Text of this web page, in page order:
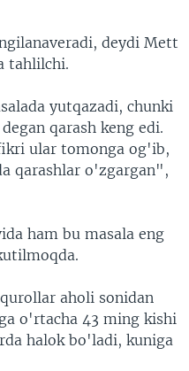
deydi Mett
tahlilchi.
yutqazadi, chunki
qarash keng edi.
ular tomonga og'ib,
qarashlar o'zgargan",
ham bu masala eng
aholi sonidan
o'rtacha 43 ming kishi
halok bo'ladi, kuniga